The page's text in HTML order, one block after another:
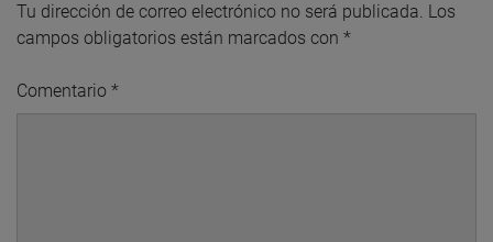
Tu dirección de correo electrónico no será publicada. Los
campos obligatorios están marcados con *
Comentario *